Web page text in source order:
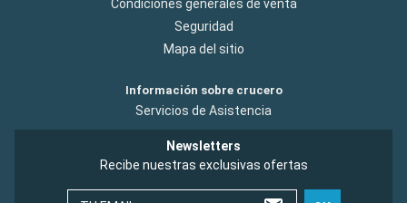
Condiciones generales de venta
Seguridad
Mapa del sitio
Información sobre crucero
Servicios de Asistencia
Newsletters
Recibe nuestras exclusivas ofertas